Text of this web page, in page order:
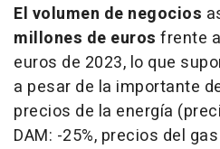
El volumen de negocios
millones de euros frente
euros de 2023, lo que
a pesar de la importante
precios de la energía
DAM: -25%, precios del